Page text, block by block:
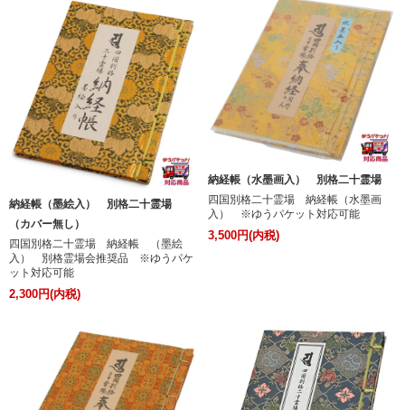
納経帳（墨絵入） 別格二十霊場
（カバー無し）
四国別格二十霊場 納経帳 （墨絵
入） 別格霊場会推奨品 ※ゆうパケ
ット対応可能
2,300円(内税)
納経帳（水墨画入） 別格二十霊場
四国別格二十霊場 納経帳（水墨画
入） ※ゆうパケット対応可能
3,500円(内税)